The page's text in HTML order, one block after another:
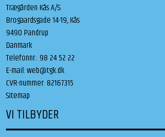
Trægården Kås A/S
Brogaardsgade 14-19, Kås
9490 Pandrup
Danmark
Telefonnr.: 98 24 52 22
E-mail:web@tgk.dk
CVR-nummer: 82167315
Sitemap
VI TILBYDER